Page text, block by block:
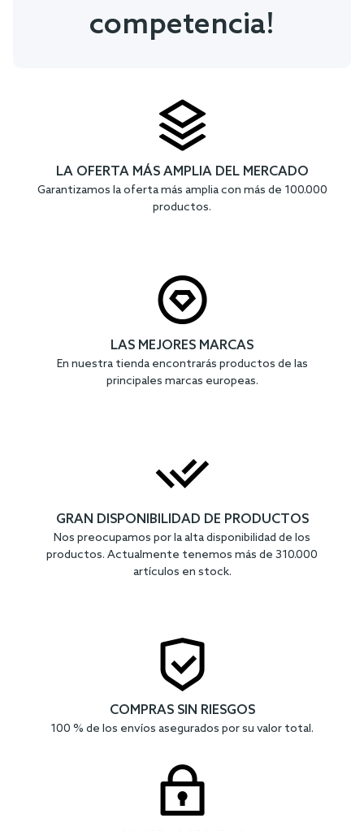
competencia!
LA OFERTA MÁS AMPLIA DEL MERCADO
Garantizamos la oferta más amplia con más de 100.000
productos.
LAS MEJORES MARCAS
En nuestra tienda encontrarás productos de las
principales marcas europeas.
GRAN DISPONIBILIDAD DE PRODUCTOS
Nos preocupamos por la alta disponibilidad de los
productos. Actualmente tenemos más de 310.000
artículos en stock.
COMPRAS SIN RIESGOS
100 % de los envíos asegurados por su valor total.